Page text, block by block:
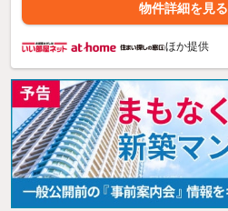
物件詳細を見る
ほか提供